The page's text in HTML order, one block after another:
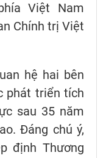
Việt Nam
Chính trị Việt
hệ hai bên
phát triển tích
sau 35 năm
Đáng chú ý,
định Thương